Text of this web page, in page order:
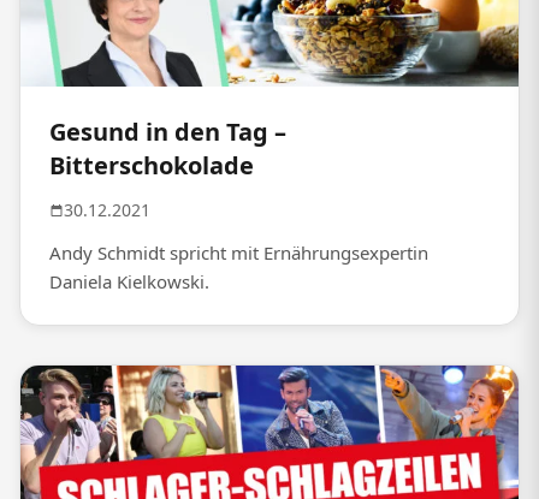
Gesund in den Tag –
Bitterschokolade
30.12.2021
Andy Schmidt spricht mit Ernährungsexpertin
Daniela Kielkowski.